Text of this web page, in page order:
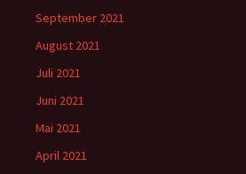
September 2021
August 2021
Juli 2021
Juni 2021
Mai 2021
April 2021